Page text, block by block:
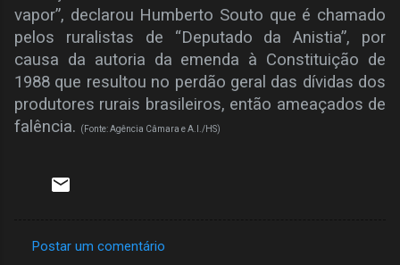
vapor”, declarou Humberto Souto que é chamado
pelos ruralistas de “Deputado da Anistia”, por
causa da autoria da emenda à Constituição de
1988 que resultou no perdão geral das dívidas dos
produtores rurais brasileiros, então ameaçados de
falência.
(Fonte: Agência Câmara e A.I./HS)
Postar um comentário